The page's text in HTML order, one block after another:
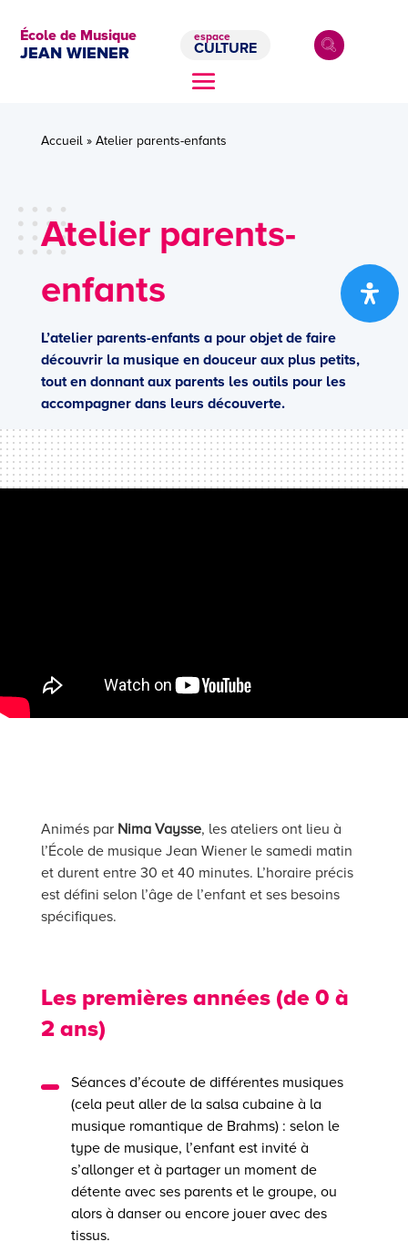
École de Musique
JEAN WIENER
espace
CULTURE
Accueil» Atelier parents-enfants
Atelier parents-
enfants
L’atelier parents-enfants a pour objet de faire
découvrir la musique en douceur aux plus petits,
tout en donnant aux parents les outils pour les
accompagner dans leurs découverte.
Animés par Nima Vaysse, les ateliers ont lieu à
l’École de musique Jean Wiener le samedi matin
et durent entre 30 et 40 minutes. L’horaire précis
est défini selon l’âge de l’enfant et ses besoins
spécifiques.
Les premières années (de 0 à
2 ans)
Séances d’écoute de différentes musiques
(cela peut aller de la salsa cubaine à la
musique romantique de Brahms) : selon le
type de musique, l’enfant est invité à
s’allonger et à partager un moment de
détente avec ses parents et le groupe, ou
alors à danser ou encore jouer avec des
tissus.